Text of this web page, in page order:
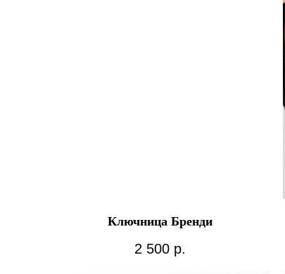
Ключница Бренди
2 500 р.